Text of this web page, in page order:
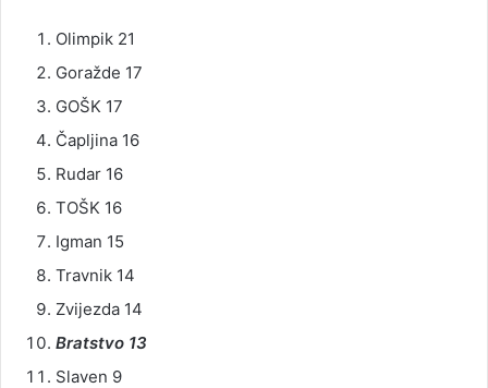
Olimpik 21
Goražde 17
GOŠK 17
Čapljina 16
Rudar 16
TOŠK 16
Igman 15
Travnik 14
Zvijezda 14
Bratstvo 13
Slaven 9